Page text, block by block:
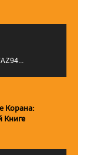
Корана:
Книге